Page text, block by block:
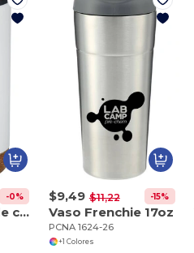
-0%
Vaso Valhalla de cobre aislado al vacío 16oz
$9,49 $11,22 -15%
Vaso Frenchie 17oz
PCNA 1624-26
+1 Colores